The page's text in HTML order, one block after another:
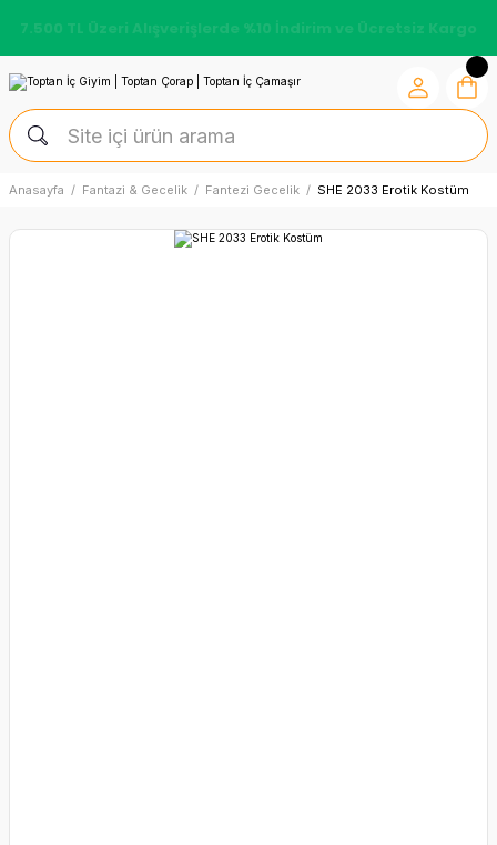
7.500 TL Üzeri Alışverişlerde %10 İndirim ve Ücretsiz Kargo
Anasayfa Fantazi & Gecelik Fantezi Gecelik SHE 2033 Erotik Kostüm